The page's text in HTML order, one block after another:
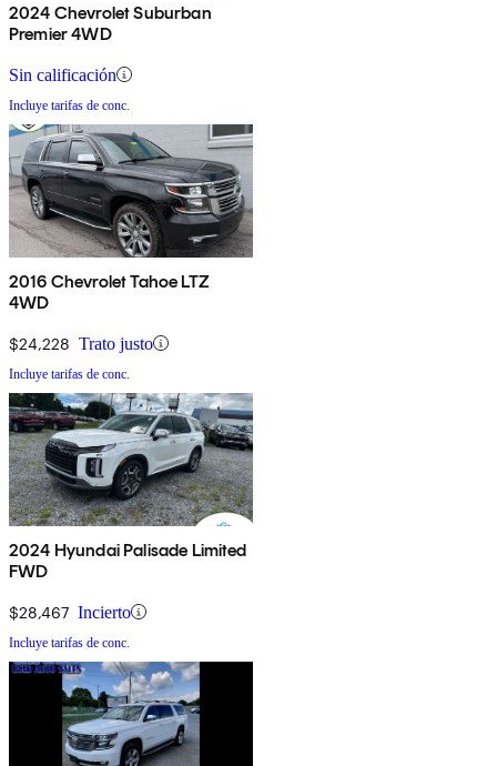
2024 Chevrolet Suburban
Premier 4WD
Sin calificación
Incluye tarifas de conc.
2016 Chevrolet Tahoe LTZ
4WD
$24,228 Trato justo
Incluye tarifas de conc.
2024 Hyundai Palisade Limited
FWD
$28,467 Incierto
Incluye tarifas de conc.